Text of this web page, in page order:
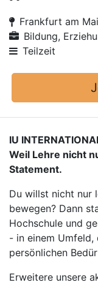
Frankfurt am
Bildung,
Teilzeit
IU
Weil Lehre nicht
Statement.
Du willst nicht nur
bewegen? Dann
Hochschule und
- in einem Umfeld,
persönlichen
Erweitere unsere